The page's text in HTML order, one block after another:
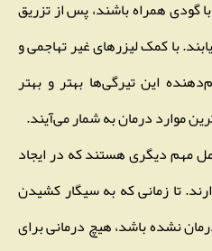
گودی همراه باشند، پس از تزریق
می‌یابند. با کمک لیزرهای غیر تهاجمی و
این تیرگی‌ها بهتر و بهتر
موارد درمان به شمار می‌آیند.
مهم دیگری هستند که در ایجاد
تا زمانی که به سیگار کشیدن
نشده باشد، هیچ درمانی برای